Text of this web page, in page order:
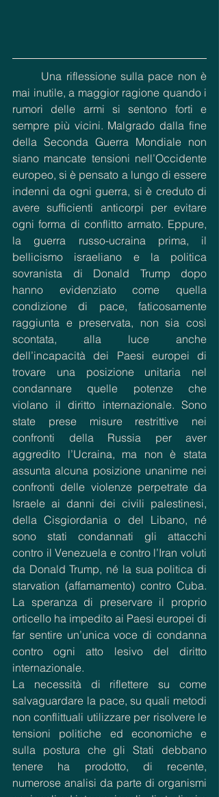
mai inutile, a maggior ragione quando i
rumori delle armi si sentono forti e
sempre più vicini. Malgrado dalla fine
della Seconda Guerra Mondiale non
siano mancate tensioni nell’Occidente
europeo, si è pensato a lungo di essere
indenni da ogni guerra, si è creduto di
avere sufficienti anticorpi per evitare
ogni forma di conflitto armato. Eppure,
la guerra russo-ucraina prima, il
bellicismo israeliano e la politica
sovranista di Donald Trump dopo
hanno evidenziato come quella
condizione di pace, faticosamente
raggiunta e preservata, non sia così
scontata, alla luce anche
dell’incapacità dei Paesi europei di
trovare una posizione unitaria nel
condannare quelle potenze che
violano il diritto internazionale. Sono
state prese misure restrittive nei
confronti della Russia per aver
aggredito l’Ucraina, ma non è stata
assunta alcuna posizione unanime nei
confronti delle violenze perpetrate da
Israele ai danni dei civili palestinesi,
della Cisgiordania o del Libano, né
sono stati condannati gli attacchi
contro il Venezuela e contro l’Iran voluti
da Donald Trump, né la sua politica di
starvation (affamamento) contro Cuba.
La speranza di preservare il proprio
orticello ha impedito ai Paesi europei di
far sentire un’unica voce di condanna
contro ogni atto lesivo del diritto
internazionale.
La necessità di riflettere su come
salvaguardare la pace, su quali metodi
non conflittuali utilizzare per risolvere le
tensioni politiche ed economiche e
sulla postura che gli Stati debbano
tenere ha prodotto, di recente,
numerose analisi da parte di organismi